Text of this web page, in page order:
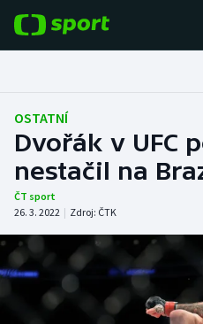
Fotbal
Hokej
Tenis
Atletika
Cyklistika
OSTATNÍ
Dvořák v UFC
nestačil na
ČT sport
26. 3. 2022 | Zdroj: ČTK